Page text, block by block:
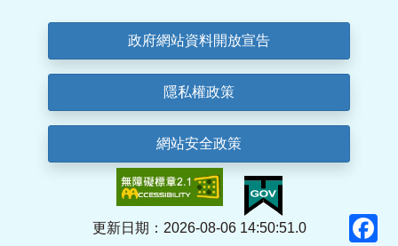
政府網站資料開放宣告
隱私權政策
網站安全政策
更新日期：2026-08-06 14:50:51.0